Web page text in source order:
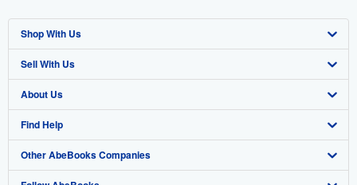
Shop With Us
Advanced Search
Browse Collections
My Account
My Orders
Sell With Us
Start Selling
Join Our Affiliate Program
Book Buyback
About Us
About AbeBooks
Media
Find Help
Help
Other AbeBooks Companies